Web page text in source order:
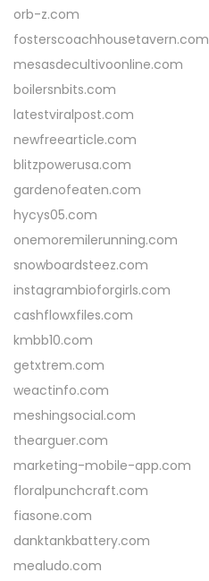
orb-z.com
fosterscoachhousetavern.com
mesasdecultivoonline.com
boilersnbits.com
latestviralpost.com
newfreearticle.com
blitzpowerusa.com
gardenofeaten.com
hycys05.com
onemoremilerunning.com
snowboardsteez.com
instagrambioforgirls.com
cashflowxfiles.com
kmbb10.com
getxtrem.com
weactinfo.com
meshingsocial.com
thearguer.com
marketing-mobile-app.com
floralpunchcraft.com
fiasone.com
danktankbattery.com
mealudo.com